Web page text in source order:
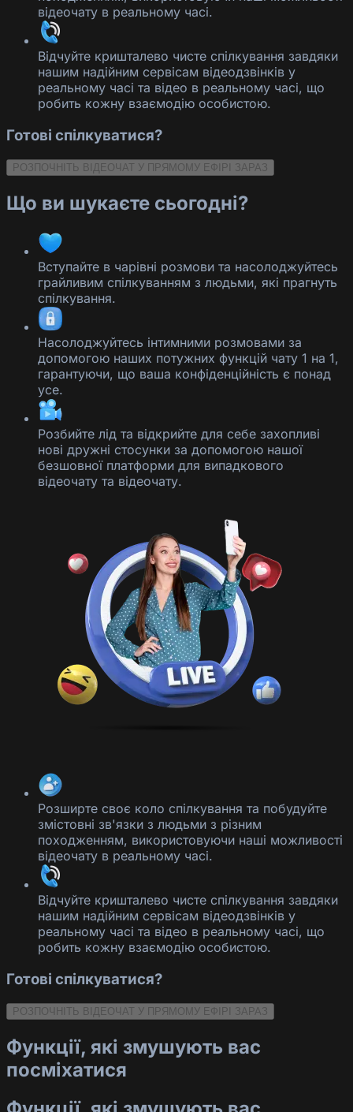
відеочату в реальному часі.
Відчуйте кришталево чисте спілкування завдяки
нашим надійним сервісам відеодзвінків у
реальному часі та відео в реальному часі, що
робить кожну взаємодію особистою.
Готові спілкуватися?
РОЗПОЧНІТЬ ВІДЕОЧАТ У ПРЯМОМУ ЕФІРІ ЗАРАЗ
Що ви шукаєте сьогодні?
Вступайте в чарівні розмови та насолоджуйтесь
грайливим спілкуванням з людьми, які прагнуть
спілкування.
Насолоджуйтесь інтимними розмовами за
допомогою наших потужних функцій чату 1 на 1,
гарантуючи, що ваша конфіденційність є понад
усе.
Розбийте лід та відкрийте для себе захопливі
нові дружні стосунки за допомогою нашої
безшовної платформи для випадкового
відеочату та відеочату.
Розширте своє коло спілкування та побудуйте
змістовні зв'язки з людьми з різним
походженням, використовуючи наші можливості
відеочату в реальному часі.
Відчуйте кришталево чисте спілкування завдяки
нашим надійним сервісам відеодзвінків у
реальному часі та відео в реальному часі, що
робить кожну взаємодію особистою.
Готові спілкуватися?
РОЗПОЧНІТЬ ВІДЕОЧАТ У ПРЯМОМУ ЕФІРІ ЗАРАЗ
Функції, які змушують вас
посміхатися